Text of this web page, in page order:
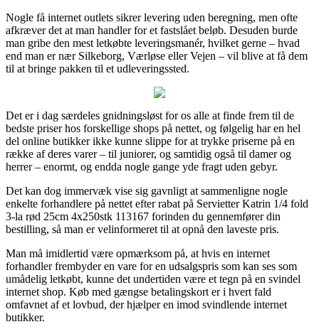
Nogle få internet outlets sikrer levering uden beregning, men ofte
afkræver det at man handler for et fastslået beløb. Desuden burde
man gribe den mest letkøbte leveringsmanér, hvilket gerne – hvad
end man er nær Silkeborg, Værløse eller Vejen – vil blive at få dem
til at bringe pakken til et udleveringssted.
Det er i dag særdeles gnidningsløst for os alle at finde frem til de
bedste priser hos forskellige shops på nettet, og følgelig har en hel
del online butikker ikke kunne slippe for at trykke priserne på en
række af deres varer – til juniorer, og samtidig også til damer og
herrer – enormt, og endda nogle gange yde fragt uden gebyr.
Det kan dog immervæk vise sig gavnligt at sammenligne nogle
enkelte forhandlere på nettet efter rabat på Servietter Katrin 1/4 fold
3-la rød 25cm 4x250stk 113167 forinden du gennemfører din
bestilling, så man er velinformeret til at opnå den laveste pris.
Man må imidlertid være opmærksom på, at hvis en internet
forhandler frembyder en vare for en udsalgspris som kan ses som
umådelig letkøbt, kunne det undertiden være et tegn på en svindel
internet shop. Køb med gængse betalingskort er i hvert fald
omfavnet af et lovbud, der hjælper en imod svindlende internet
butikker.